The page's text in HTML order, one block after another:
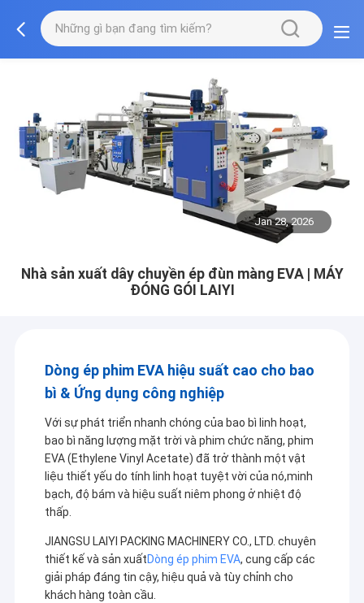
Jan 28, 2026
Nhà sản xuất dây chuyền ép đùn màng EVA | MÁY
ĐÓNG GÓI LAIYI
Dòng ép phim EVA hiệu suất cao cho bao
bì & Ứng dụng công nghiệp
Với sự phát triển nhanh chóng của bao bì linh hoạt,
bao bì năng lượng mặt trời và phim chức năng, phim
EVA (Ethylene Vinyl Acetate) đã trở thành một vật
liệu thiết yếu do tính linh hoạt tuyệt vời của nó,minh
bạch, độ bám và hiệu suất niêm phong ở nhiệt độ
thấp.
JIANGSU LAIYI PACKING MACHINERY CO., LTD. chuyên
thiết kế và sản xuấtDòng ép phim EVA, cung cấp các
giải pháp đáng tin cậy, hiệu quả và tùy chỉnh cho
khách hàng toàn cầu.